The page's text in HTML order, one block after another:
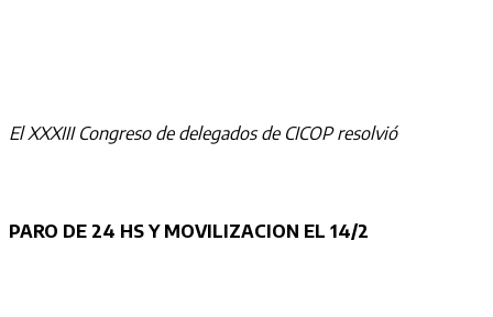
El XXXIII Congreso de delegados de CICOP resolvió
PARO DE 24 HS Y MOVILIZACION EL 14/2